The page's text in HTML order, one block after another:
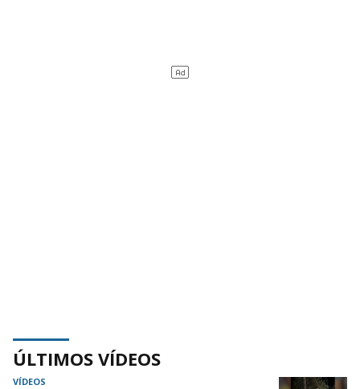
ÚLTIMOS VÍDEOS
VÍDEOS